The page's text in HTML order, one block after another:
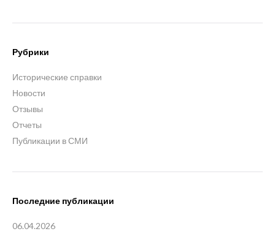
Рубрики
Исторические справки
Новости
Отзывы
Отчеты
Публикации в СМИ
Последние публикации
06.04.2026